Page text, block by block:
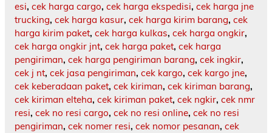
esi, cek harga cargo, cek harga ekspedisi, cek harga jne
trucking, cek harga kasur, cek harga kirim barang, cek
harga kirim paket, cek harga kulkas, cek harga ongkir,
cek harga ongkir jnt, cek harga paket, cek harga
pengiriman, cek harga pengiriman barang, cek ingkir,
cek j nt, cek jasa pengiriman, cek kargo, cek kargo jne,
cek keberadaan paket, cek kiriman, cek kiriman barang,
cek kiriman elteha, cek kiriman paket, cek ngkir, cek nmr
resi, cek no resi cargo, cek no resi online, cek no resi
pengiriman, cek nomer resi, cek nomor pesanan, cek